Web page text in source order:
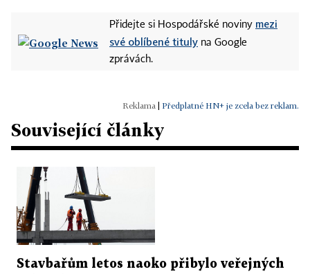
Přidejte si Hospodářské noviny mezi
své oblíbené tituly na Google
zprávách.
Předplatné HN+ je zcela bez reklam.
Související články
Stavbařům letos naoko přibylo veřejných